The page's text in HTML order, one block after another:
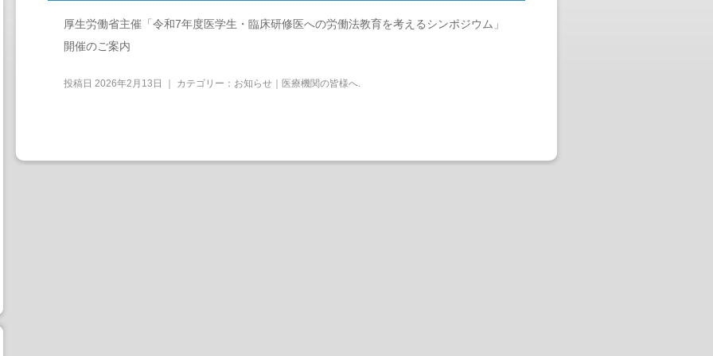
厚生労働省主催「令和7年度医学生・臨床研修医への労働法教育を考えるシンポジウム」
開催のご案内
投稿日 2026年2月13日 ｜ カテゴリー： お知らせ｜医療機関の皆様へ.